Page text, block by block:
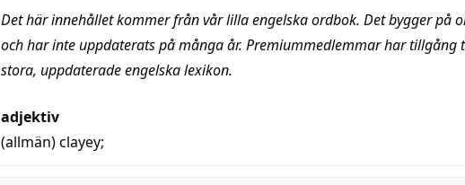
Det här innehållet kommer från vår lilla engelska ordbok. Det bygger på
och har inte uppdaterats på många år. Premiummedlemmar har tillgång
stora, uppdaterade engelska lexikon.
adjektiv
(allmän)clayey;